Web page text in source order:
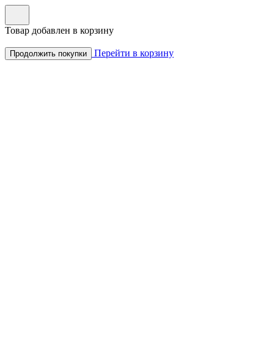
Товар добавлен в корзину
Продолжить покупки Перейти в корзину